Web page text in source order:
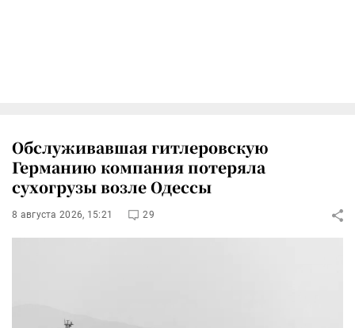
Обслуживавшая гитлеровскую
Германию компания потеряла
сухогрузы возле Одессы
8 августа 2026, 15:21 29